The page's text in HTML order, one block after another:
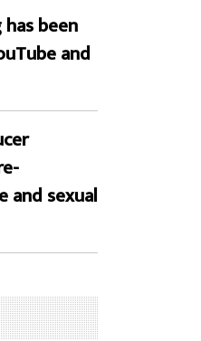
has been
and
and sexual